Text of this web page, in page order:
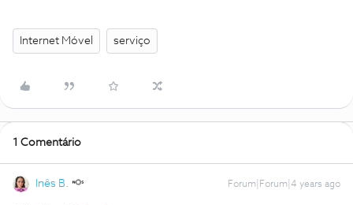
Internet Móvel serviço
1 Comentário
Inês B. Forum|Forum|4 years ago